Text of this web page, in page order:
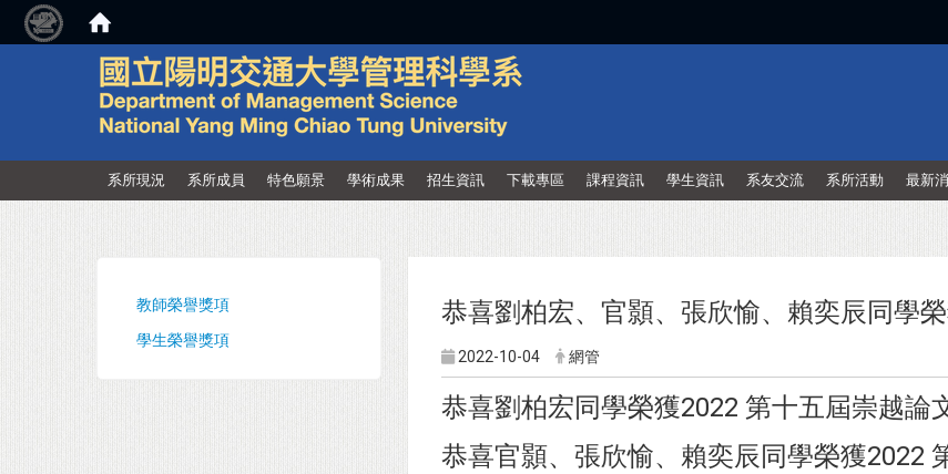
系所現況 系所成員 特色願景 學術成果 招生資訊 下載專區 課程資訊 學生資訊 系友交流 系所活動 最新
教師榮譽獎項
學生榮譽獎項
恭喜劉柏宏、官顥、張欣愉、賴奕辰同學
2022-10-04 網管
恭喜劉柏宏同學榮獲2022 第十五屆崇越論
恭喜官顥、張欣愉、賴奕辰同學榮獲2022